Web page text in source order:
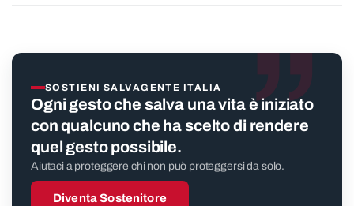
”
SOSTIENI SALVAGENTE ITALIA
Ogni gesto che salva una vita è iniziato
con qualcuno che ha scelto di rendere
quel gesto possibile.
Aiutaci a proteggere chi non può proteggersi da solo.
Diventa Sostenitore